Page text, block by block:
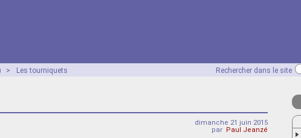
Rechercher dans le site
> Les tourniquets
dimanche 21 juin 2015
par Paul Jeanzé